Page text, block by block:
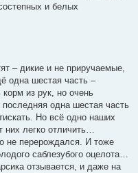
и белых
– дикие и не приручаемые,
одна шестая часть –
из рук, но очень
одна шестая часть
Но всё одно наших
них легко отличить…
не перерождался. И тоже
саблезубого оцелота…
отзывается, и даже на